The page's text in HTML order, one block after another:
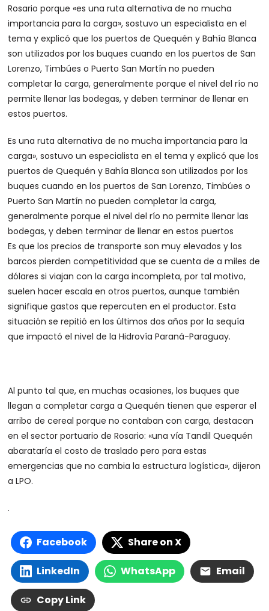
Rosario porque «es una ruta alternativa de no mucha
importancia para la carga», sostuvo un especialista en el
tema y explicó que los puertos de Quequén y Bahía Blanca
son utilizados por los buques cuando en los puertos de San
Lorenzo, Timbúes o Puerto San Martín no pueden
completar la carga, generalmente porque el nivel del río no
permite llenar las bodegas, y deben terminar de llenar en
estos puertos.
Es una ruta alternativa de no mucha importancia para la
carga», sostuvo un especialista en el tema y explicó que los
puertos de Quequén y Bahía Blanca son utilizados por los
buques cuando en los puertos de San Lorenzo, Timbúes o
Puerto San Martín no pueden completar la carga,
generalmente porque el nivel del río no permite llenar las
bodegas, y deben terminar de llenar en estos puertos
Es que los precios de transporte son muy elevados y los
barcos pierden competitividad que se cuenta de a miles de
dólares si viajan con la carga incompleta, por tal motivo,
suelen hacer escala en otros puertos, aunque también
signifique gastos que repercuten en el productor. Esta
situación se repitió en los últimos dos años por la sequía
que impactó el nivel de la Hidrovía Paraná-Paraguay.
Al punto tal que, en muchas ocasiones, los buques que
llegan a completar carga a Quequén tienen que esperar el
arribo de cereal porque no contaban con carga, destacan
en el sector portuario de Rosario: «una vía Tandil Quequén
abarataría el costo de traslado pero para estas
emergencias que no cambia la estructura logística», dijeron
a LPO.
.
Facebook Share on X
LinkedIn WhatsApp Email
Copy Link